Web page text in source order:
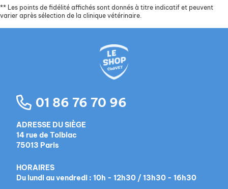
** Les points de fidélité affichés sont donnés à titre indicatif et peuvent
varier après sélection de la clinique vétérinaire.
01 86 76 70 96
ADRESSE DU SIÈGE
14 rue de Tolbiac
75013 Paris
HORAIRES
Du lundi au vendredi : 10h - 12h30 / 13h30 - 16h30